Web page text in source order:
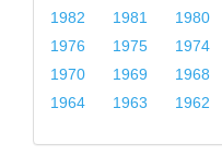
1982
1981 1980
1976
1975 1974
1970
1969 1968
1964
1963 1962